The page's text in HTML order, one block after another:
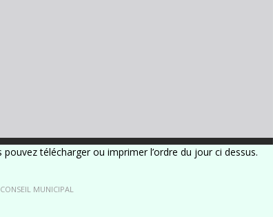
télécharger ou imprimer l’ordre du jour ci dessus.
MUNICIPAL